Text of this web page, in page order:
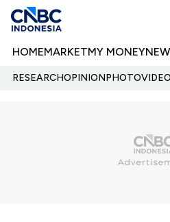
HOMEMARKETMY MONEY
RESEARCHOPINIONPHOTOVIDEO